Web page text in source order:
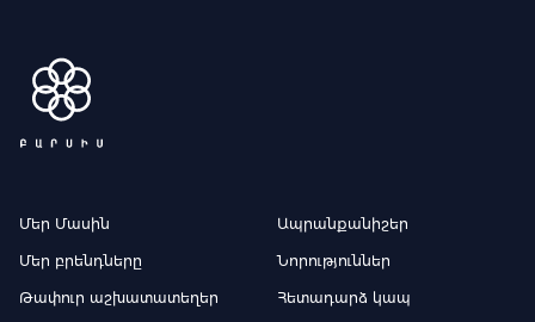
Մեր Մասին Ապրանքանիշեր
Մեր բրենդները Նորություններ
Թափուր աշխատատեղեր Հետադարձ կապ